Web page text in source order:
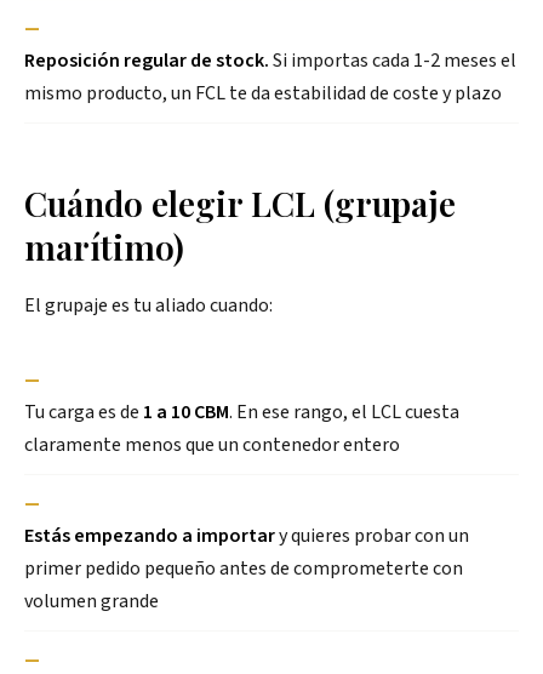
—
Reposición regular de stock.Si importas cada 1-2 meses el
mismo producto, un FCL te da estabilidad de coste y plazo
Cuándo elegir LCL (grupaje
marítimo)
El grupaje es tu aliado cuando:
—
Tu carga es de 1 a 10 CBM. En ese rango, el LCL cuesta
claramente menos que un contenedor entero
—
Estás empezando a importary quieres probar con un
primer pedido pequeño antes de comprometerte con
volumen grande
—